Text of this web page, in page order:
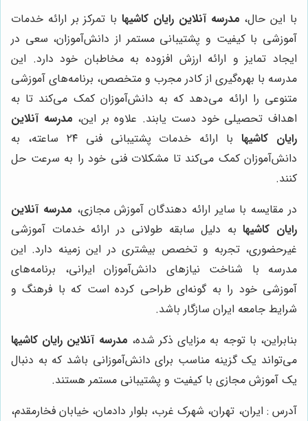
با این حال، مدرسه آنلاین رایان کاشیهابا تمرکز بر ارائه خدمات
آموزشی با کیفیت و پشتیبانی مستمر از دانش‌آموزان، سعی در
ایجاد تمایز و ارائه ارزش افزوده به مخاطبان خود دارد. این
مدرسه با بهره‌گیری از کادر مجرب و متخصص، برنامه‌های آموزشی
متنوعی را ارائه می‌دهد که به دانش‌آموزان کمک می‌کند تا به
اهداف تحصیلی خود دست یابند. علاوه بر این، مدرسه آنلاین
رایان کاشیها
با ارائه خدمات پشتیبانی فنی ۲۴ ساعته، به
دانش‌آموزان کمک می‌کند تا مشکلات فنی خود را به سرعت حل
کنند.
در مقایسه با سایر ارائه دهندگان آموزش مجازی، مدرسه آنلاین
رایان کاشیهابه دلیل سابقه طولانی در ارائه خدمات آموزشی
غیرحضوری، تجربه و تخصص بیشتری در این زمینه دارد. این
مدرسه با شناخت نیازهای دانش‌آموزان ایرانی، برنامه‌های
آموزشی خود را به گونه‌ای طراحی کرده است که با فرهنگ و
شرایط جامعه ایران سازگار باشد.
بنابراین، با توجه به مزایای ذکر شده، مدرسه آنلاین رایان کاشیها
می‌تواند یک گزینه مناسب برای دانش‌آموزانی باشد که به دنبال
یک آموزش مجازی با کیفیت و پشتیبانی مستمر هستند.
آدرس : ایران، تهران، شهرک غرب، بلوار دادمان، خیابان فخارمقدم،